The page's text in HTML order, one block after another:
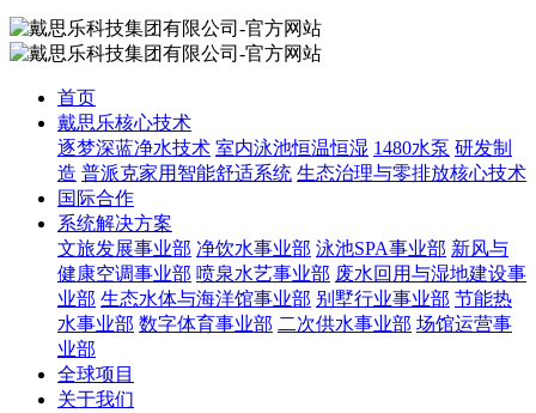
首页
戴思乐核心技术
逐梦深蓝净水技术 室内泳池恒温恒湿 1480水泵 研发制
造 普派克家用智能舒适系统 生态治理与零排放核心技术
国际合作
系统解决方案
文旅发展事业部 净饮水事业部 泳池SPA事业部 新风与
健康空调事业部 喷泉水艺事业部 废水回用与湿地建设事
业部 生态水体与海洋馆事业部 别墅行业事业部 节能热
水事业部 数字体育事业部 二次供水事业部 场馆运营事
业部
全球项目
关于我们